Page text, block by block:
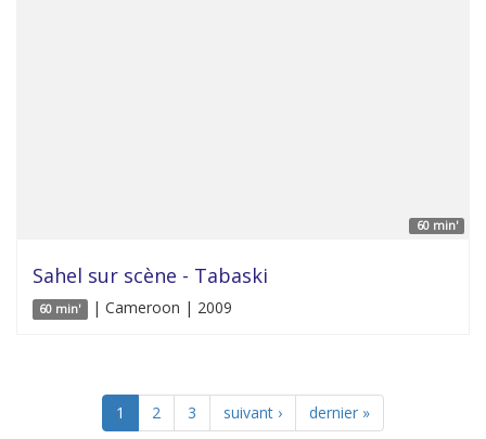
60 min'
Sahel sur scène - Tabaski
60 min' | Cameroon | 2009
1 2 3 suivant › dernier »